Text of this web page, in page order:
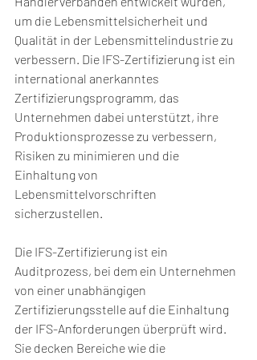
um die Lebensmittelsicherheit und
Qualität in der Lebensmittelindustrie zu
verbessern. Die IFS-Zertifizierung ist ein
international anerkanntes
Zertifizierungsprogramm, das
Unternehmen dabei unterstützt, ihre
Produktionsprozesse zu verbessern,
Risiken zu minimieren und die
Einhaltung von
Lebensmittelvorschriften
sicherzustellen.
Die IFS-Zertifizierung ist ein
Auditprozess, bei dem ein Unternehmen
von einer unabhängigen
Zertifizierungsstelle auf die Einhaltung
der IFS-Anforderungen überprüft wird.
Sie decken Bereiche wie die